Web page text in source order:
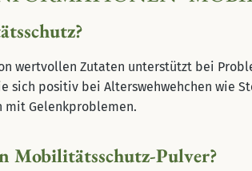
wertvollen Zutaten unterstützt bei
sich positiv bei Alterswehwehchen wie
Gelenkproblemen.
Mobilitätsschutz-Pulver?